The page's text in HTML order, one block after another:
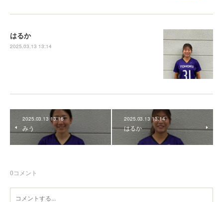
はるか
2025.03.13 13:14
2025.03.13 13:16
みう
2025.03.13 13:14
はるか
0コメント